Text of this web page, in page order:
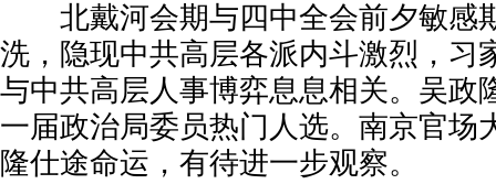
北戴河会期与四中全会前夕敏感
洗，隐现中共高层各派内斗激烈，习
与中共高层人事博弈息息相关。吴政
一届政治局委员热门人选。南京官场
隆仕途命运，有待进一步观察。